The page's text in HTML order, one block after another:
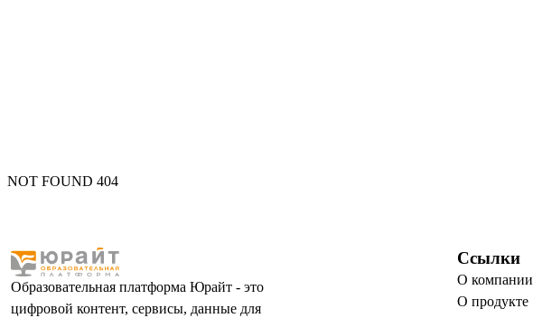
NOT FOUND 404
Образовательная платформа Юрайт - это
цифровой контент, сервисы, данные для
Ссылки
О компании
О продукте